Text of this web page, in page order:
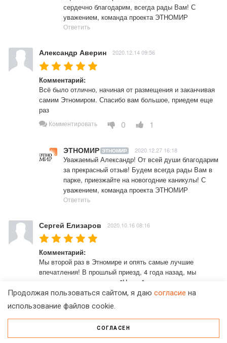
сердечно благодарим, всегда рады Вам! С
уважением, команда проекта ЭТНОМИР
Ответить
Александр Аверин 2020.12.14 09:56
Комментарий:
Всё было отлично, начиная от размещения и заканчивая
самим Этномиром. Спасибо вам большое, приедем еще
раз
Комментировать 0 1
ЭТНОМИР ЭТНОМИР 2020.12.27 16:18
Уважаемый Александр! От всей души благодарим
за прекрасный отзыв! Будем всегда рады Вам в
парке, приезжайте на новогодние каникулы! С
уважением, команда проекта ЭТНОМИР
Ответить
Сергей Елизаров 2020.10.16 08:16
Комментарий:
Мы второй раз в Этномире и опять самые лучшие
впечатления! В прошлый приезд, 4 года назад, мы
останавливались в отеле "Непал", а в этот раз решили
попробовать отель "Восточная Азия" и не пожалели.
Выбрали самый бюджетный вариант размещения - в
номере без окон с искусственным светом и приточной
немного шумит, но мы не включали её постоянно. Да и в
Продолжая пользоваться сайтом, я даю согласие на
использование файлов cookie.
СОГЛАСЕН